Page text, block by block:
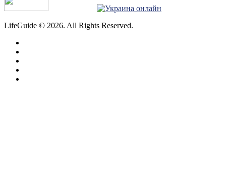
LifeGuide © 2026. All Rights Reserved.